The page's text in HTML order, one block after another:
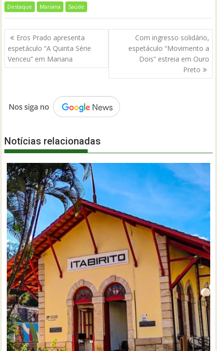
Destaque Mariana Saúde
Navegação
de
Post
Eros Prado apresenta
espetáculo “A Quinta Série
Venceu” em Mariana
Com ingresso solidário,
espetáculo “Movimento a
Dois” estreia em Ouro
Preto
Notícias relacionadas